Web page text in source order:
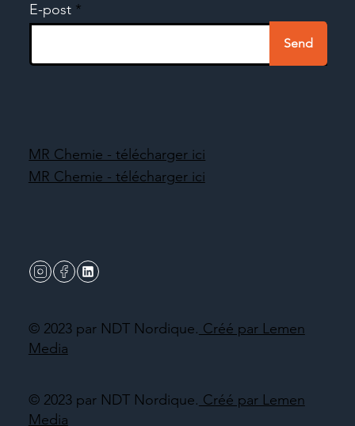
© 2023 par NDT Nordique. Créé par Lemen
Media
E-post
Send
© 2023 par NDT Nordique. Créé par Lemen
Media
MR Chemie - télécharger ici
MR Chemie - télécharger ici